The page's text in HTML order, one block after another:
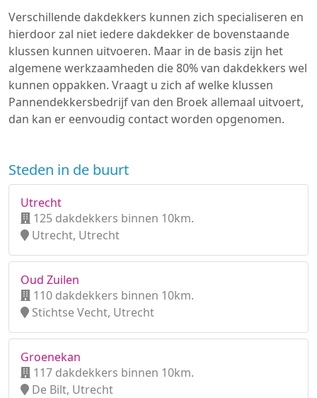
Verschillende dakdekkers kunnen zich specialiseren en
hierdoor zal niet iedere dakdekker de bovenstaande
klussen kunnen uitvoeren. Maar in de basis zijn het
algemene werkzaamheden die 80% van dakdekkers wel
kunnen oppakken. Vraagt u zich af welke klussen
Pannendekkersbedrijf van den Broek allemaal uitvoert,
dan kan er eenvoudig contact worden opgenomen.
Steden in de buurt
Utrecht
125 dakdekkers binnen 10km.
Utrecht, Utrecht
Oud Zuilen
110 dakdekkers binnen 10km.
Stichtse Vecht, Utrecht
Groenekan
117 dakdekkers binnen 10km.
De Bilt, Utrecht